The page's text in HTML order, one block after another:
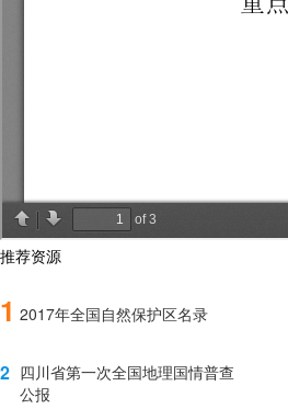
推荐资源
1 2017年全国自然保护区名录
2 四川省第一次全国地理国情普查
公报